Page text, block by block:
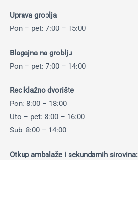
Uprava groblja
Pon – pet: 7:00 – 15:00
Blagajna na groblju
Pon – pet: 7:00 – 14:00
Reciklažno dvorište
Pon: 8:00 – 18:00
Uto – pet: 8:00 – 16:00
Sub: 8:00 – 14:00
Otkup ambalaže i sekundarnih sirovina: